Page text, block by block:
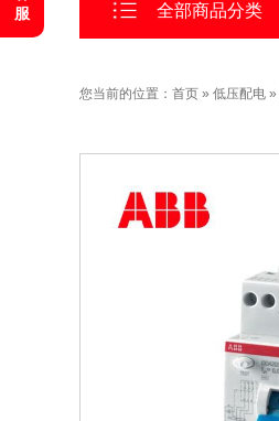
全部商品分类
您当前的位置： 首页 » 低压配电 »
服